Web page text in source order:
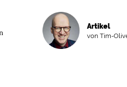
Artikel
von Tim-